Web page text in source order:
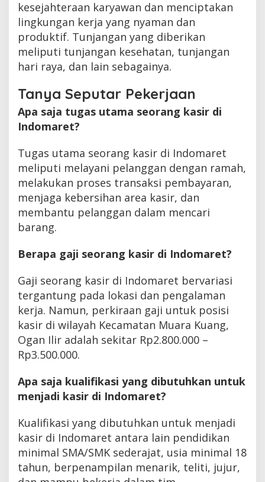
kesejahteraan karyawan dan menciptakan
lingkungan kerja yang nyaman dan
produktif. Tunjangan yang diberikan
meliputi tunjangan kesehatan, tunjangan
hari raya, dan lain sebagainya.
Tanya Seputar Pekerjaan
Apa saja tugas utama seorang kasir di
Indomaret?
Tugas utama seorang kasir di Indomaret
meliputi melayani pelanggan dengan ramah,
melakukan proses transaksi pembayaran,
menjaga kebersihan area kasir, dan
membantu pelanggan dalam mencari
barang.
Berapa gaji seorang kasir di Indomaret?
Gaji seorang kasir di Indomaret bervariasi
tergantung pada lokasi dan pengalaman
kerja. Namun, perkiraan gaji untuk posisi
kasir di wilayah Kecamatan Muara Kuang,
Ogan Ilir adalah sekitar Rp2.800.000 –
Rp3.500.000.
Apa saja kualifikasi yang dibutuhkan untuk
menjadi kasir di Indomaret?
Kualifikasi yang dibutuhkan untuk menjadi
kasir di Indomaret antara lain pendidikan
minimal SMA/SMK sederajat, usia minimal 18
tahun, berpenampilan menarik, teliti, jujur,